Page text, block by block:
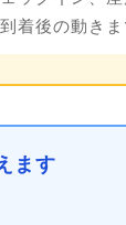
着後の動きま
ます